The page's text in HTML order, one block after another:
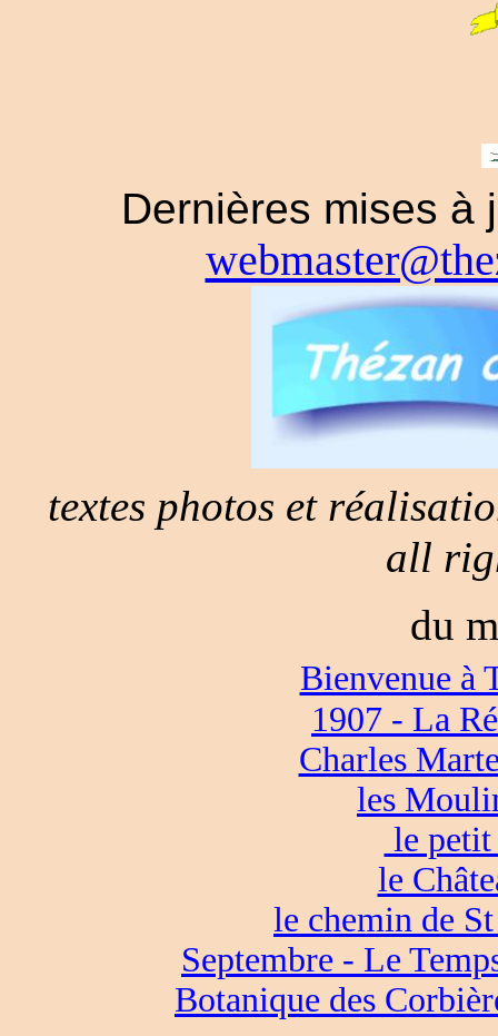
Dernières
textes photos et
all
du
Bienvenue à
1907 - La
Charles
les
le
le
le chemin de
Septembre - Le
Botanique des